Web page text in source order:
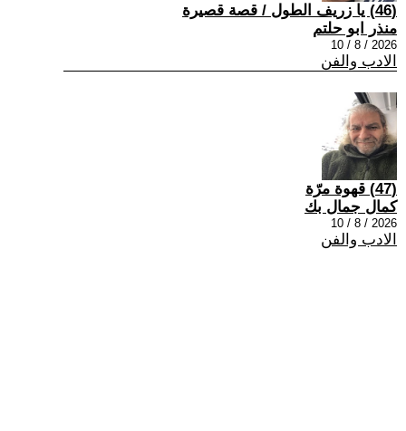
(46) يا زريف الطول / قصة قصيرة
منذر ابو حلتم
2026 / 8 / 10
الادب والفن
(47) قهوة مرّة
كمال جمال بك
2026 / 8 / 10
الادب والفن